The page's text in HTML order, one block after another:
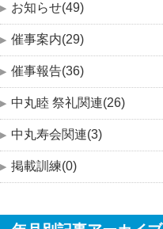
お知らせ(49)
催事案内(29)
催事報告(36)
中丸睦 祭礼関連(26)
中丸寿会関連(3)
掲載訓練(0)